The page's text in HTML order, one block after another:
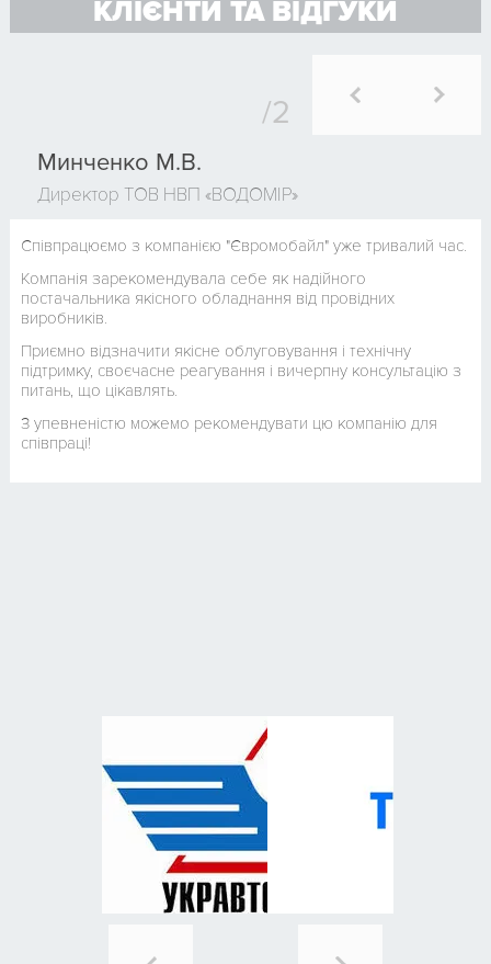
КЛІЄНТИ ТА ВІДГУКИ
Минченко М.В.
Директор ТОВ НВП «ВОДОМІР»
Співпрацюємо з компанією "Євромобайл" уже тривалий час.
Компанія зарекомендувала себе як надійного
постачальника якісного обладнання від провідних
виробників.
Приємно відзначити якісне облуговування і технічну
підтримку, своєчасне реагування і вичерпну консультацію з
питань, що цікавлять.
З упевненістю можемо рекомендувати цю компанію для
співпраці!